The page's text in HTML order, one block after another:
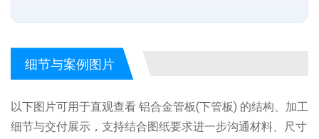
细节与案例图片
以下图片可用于直观查看 铝合金管板(下管板) 的结构、加工
细节与交付展示，支持结合图纸要求进一步沟通材料、尺寸